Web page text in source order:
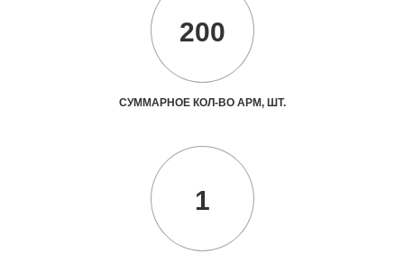
200
СУММАРНОЕ КОЛ-ВО АРМ, ШТ.
1